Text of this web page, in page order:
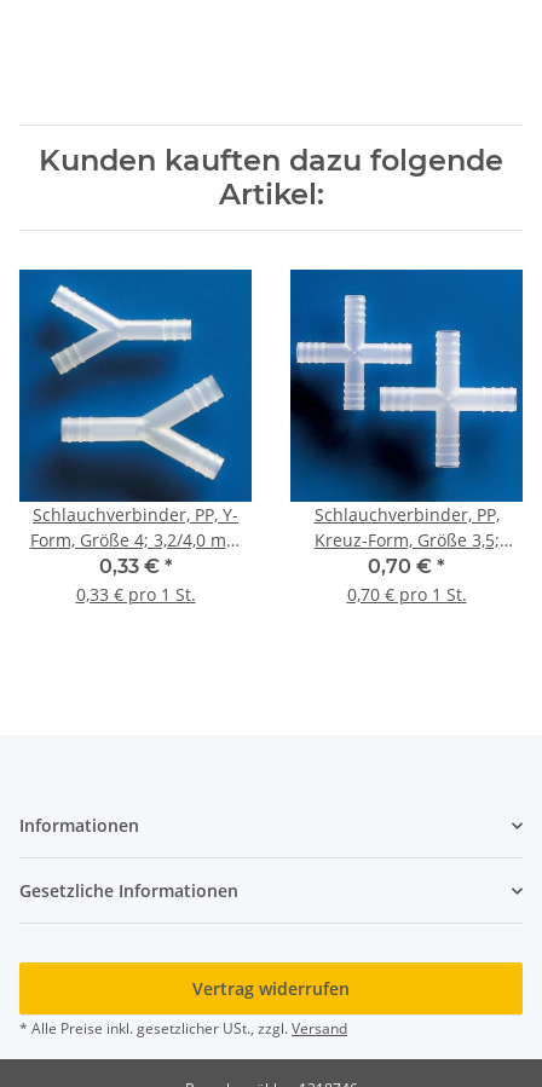
Kunden kauften dazu folgende
Artikel:
Schlauchverbinder, PP, Y-
Form, Größe 4; 3,2/4,0 mm
#464
0,33 € *
0,33 € pro 1 St.
Schlauchverbinder, PP,
Kreuz-Form, Größe 3,5;
3,0/3,4 mm #1410
0,70 € *
0,70 € pro 1 St.
Informationen
Gesetzliche Informationen
Vertrag widerrufen
* Alle Preise inkl. gesetzlicher USt., zzgl.Versand